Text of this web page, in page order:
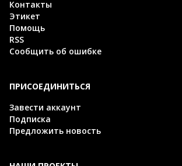
Контакты
Этикет
Помощь
RSS
Сообщить об ошибке
ПРИСОЕДИНИТЬСЯ
Завести аккаунт
Подписка
Предложить новость